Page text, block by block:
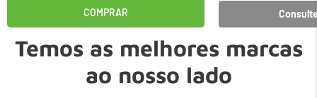
COMPRAR
Temos as melhores marcas
ao nosso lado